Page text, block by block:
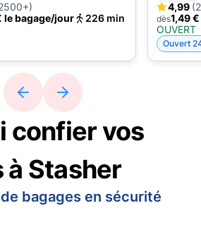
le bagage/jour
226 min
4,99
dès1,49
OUVERT
Ouvert
confier vos
à Stasher
bagages en sécurité